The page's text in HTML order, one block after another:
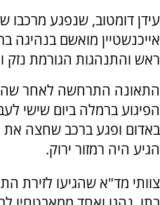
עידן דומטוב, שנפגע מרכבו
אייכנשטיין מואשם בנהיגה
ראש והתנהגות הגורמת
התאונה התרחשה לאחר
הפיגוע ברמלה ביום שישי
באדום ופגע ברכב שחצה
הגיע היה רמזור ירוק.
צוותי מד"א שהגיעו לזירת